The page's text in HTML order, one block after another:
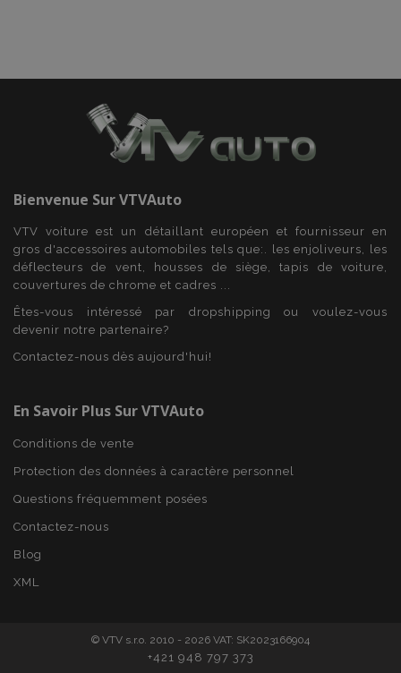
Bienvenue SurVTVAuto
VTV voiture est un détaillant européen et fournisseur en
gros d'accessoires automobiles tels que:. les enjoliveurs, les
déflecteurs de vent, housses de siège, tapis de voiture,
couvertures de chrome et cadres ...
Êtes-vous intéressé par dropshipping ou voulez-vous
devenir notre partenaire?
Contactez-nous dès aujourd'hui!
En Savoir Plus Sur VTVAuto
Conditions de vente
Protection des données à caractère personnel
Questions fréquemment posées
Contactez-nous
Blog
XML
© VTV s.r.o. 2010 - 2026 VAT: SK2023166904
+421 948 797 373
Strictement nécessaires
Ciblage
Fonctionnalité
connexion des utilisateurs et la gestion des
correctement sans les cookies strictement
nécessaires.
Nom
Fournisseur/
mage-cache-sessid
Adobe Inc.